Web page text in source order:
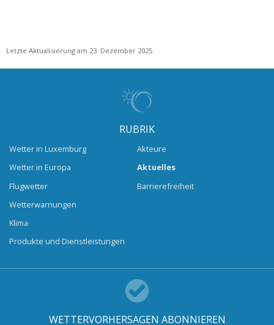
Letzte Aktualisierung am 23. Dezember 2025
RUBRIK
Wetter in Luxemburg
Wetter in Europa
Flugwetter
Wetterwarnungen
Klima
Produkte und Dienstleistungen
Akteure
Aktuelles
Barrierefreiheit
WETTERVORHERSAGEN ABONNIEREN